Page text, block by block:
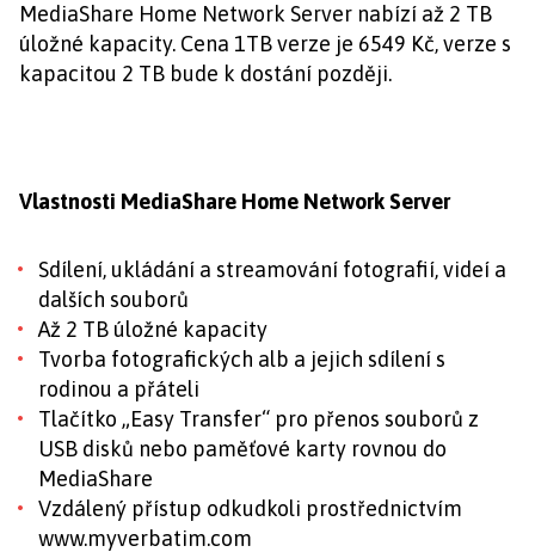
MediaShare Home Network Server nabízí až 2 TB
úložné kapacity. Cena 1TB verze je 6549 Kč, verze s
kapacitou 2 TB bude k dostání později.
Vlastnosti MediaShare Home Network Server
Sdílení, ukládání a streamování fotografií, videí a
dalších souborů
Až 2 TB úložné kapacity
Tvorba fotografických alb a jejich sdílení s
rodinou a přáteli
Tlačítko „Easy Transfer“ pro přenos souborů z
USB disků nebo paměťové karty rovnou do
MediaShare
Vzdálený přístup odkudkoli prostřednictvím
www.myverbatim.com